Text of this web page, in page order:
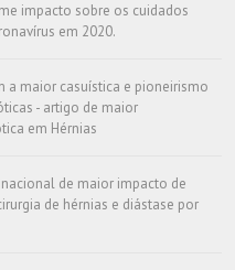
impacto sobre os cuidados
em 2020.
maior casuística e pioneirismo
- artigo de maior
em Hérnias
de maior impacto de
de hérnias e diástase por